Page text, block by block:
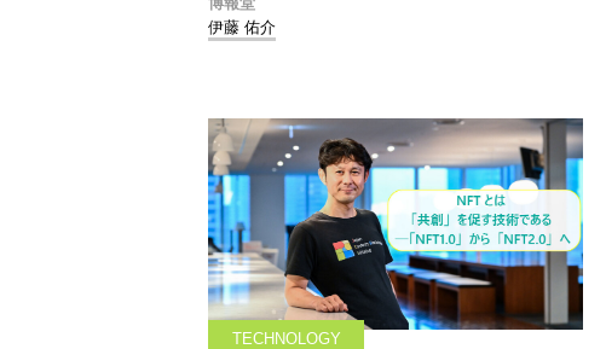
伊藤 佑介
TECHNOLOGY